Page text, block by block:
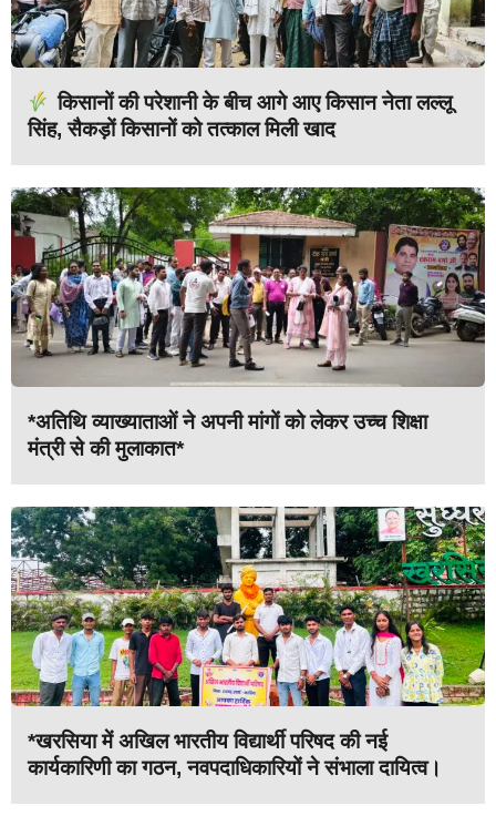
किसानों की परेशानी के बीच आगे आए किसान नेता लल्लू
सिंह, सैकड़ों किसानों को तत्काल मिली खाद
*अतिथि व्याख्याताओं ने अपनी मांगों को लेकर उच्च शिक्षा
मंत्री से की मुलाकात*
*खरसिया में अखिल भारतीय विद्यार्थी परिषद की नई
कार्यकारिणी का गठन, नवपदाधिकारियों ने संभाला दायित्व।